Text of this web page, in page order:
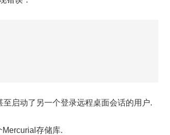
启动了另一个登录远程桌面会话的用户.
存储库.